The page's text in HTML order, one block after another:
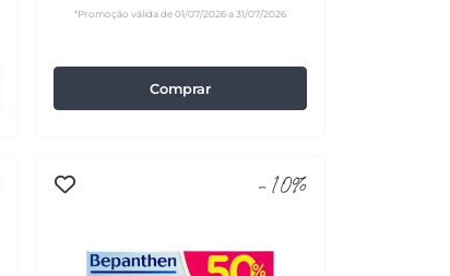
*Promoção válida de 01/07/2026 a 31/07/2026
Comprar
-10%